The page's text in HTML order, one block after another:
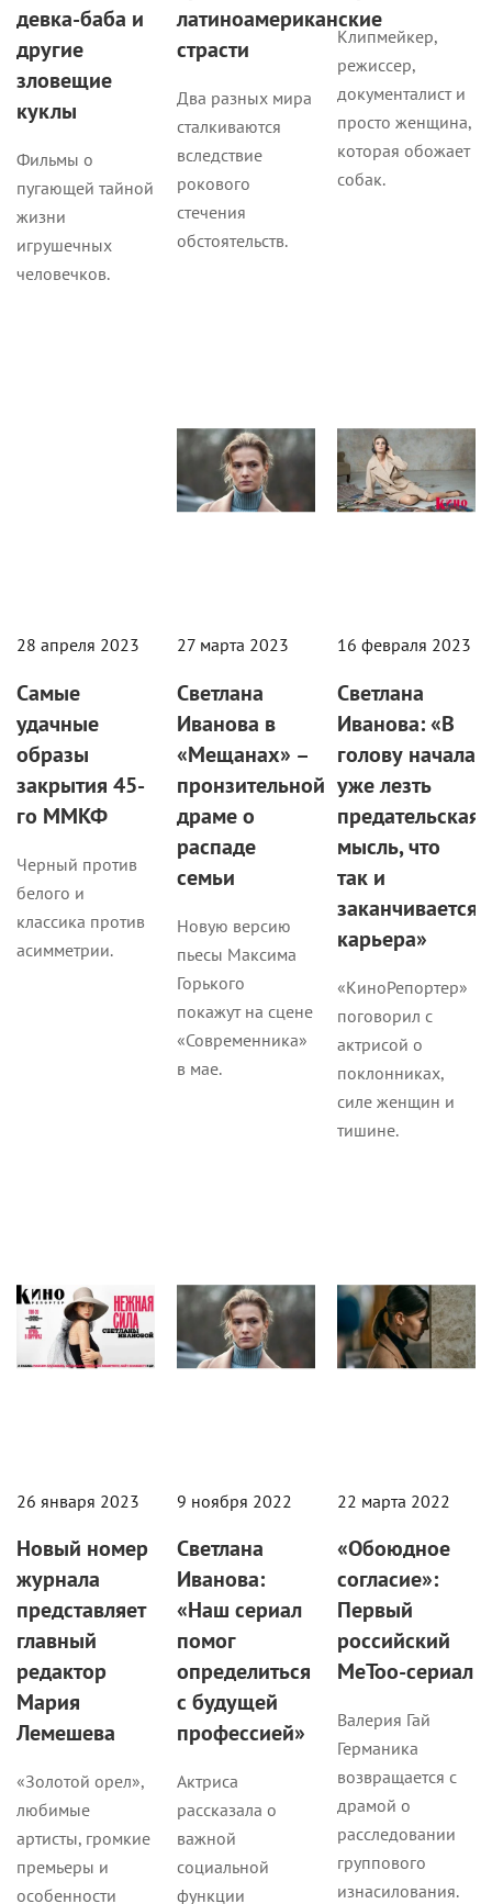
девка-баба и
другие
зловещие
куклы
Фильмы о
пугающей тайной
жизни
игрушечных
человечков.
латиноамериканские
страсти
Два разных мира
сталкиваются
вследствие
рокового
стечения
обстоятельств.
Клипмейкер,
режиссер,
документалист и
просто женщина,
которая обожает
собак.
28 апреля 2023
Самые
удачные
образы
закрытия 45-
го ММКФ
Черный против
белого и
классика против
асимметрии.
27 марта 2023
Светлана
Иванова в
«Мещанах» –
пронзительной
драме о
распаде
семьи
Новую версию
пьесы Максима
Горького
покажут на сцене
«Современника»
в мае.
16 февраля 2023
Светлана
Иванова: «В
голову начала
уже лезть
предательская
мысль, что
так и
заканчивается
карьера»
«КиноРепортер»
поговорил с
актрисой о
поклонниках,
силе женщин и
тишине.
26 января 2023
Новый номер
журнала
представляет
главный
редактор
Мария
Лемешева
«Золотой орел»,
любимые
артисты, громкие
премьеры и
особенности
9 ноября 2022
Светлана
Иванова:
«Наш сериал
помог
определиться
с будущей
профессией»
Актриса
рассказала о
важной
социальной
функции
22 марта 2022
«Обоюдное
согласие»:
Первый
российский
MeToo-сериал
Валерия Гай
Германика
возвращается с
драмой о
расследовании
группового
изнасилования.